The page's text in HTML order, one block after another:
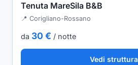
Tenuta MareSila B&B
📍 Corigliano-Rossano
da 30 € / notte
Vedi struttura